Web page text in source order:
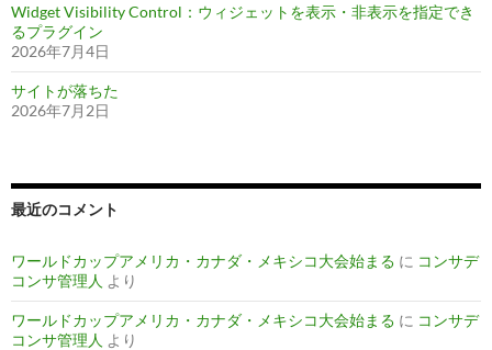
Widget Visibility Control：ウィジェットを表示・非表示を指定でき
るプラグイン
2026年7月4日
サイトが落ちた
2026年7月2日
最近のコメント
ワールドカップアメリカ・カナダ・メキシコ大会始まる に コンサデ
コンサ管理人 より
ワールドカップアメリカ・カナダ・メキシコ大会始まる に コンサデ
コンサ管理人 より